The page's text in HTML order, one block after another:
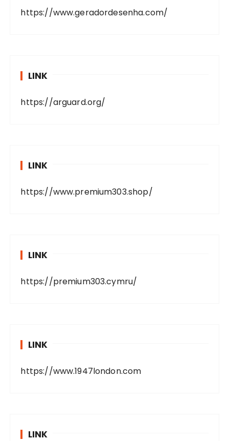
https://www.geradordesenha.com/
LINK
https://arguard.org/
LINK
https://www.premium303.shop/
LINK
https://premium303.cymru/
LINK
https://www.1947london.com
LINK